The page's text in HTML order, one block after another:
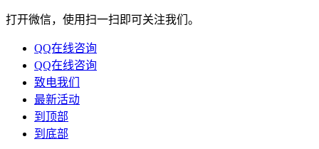
打开微信，使用扫一扫即可关注我们。
QQ在线咨询
QQ在线咨询
致电我们
最新活动
到顶部
到底部